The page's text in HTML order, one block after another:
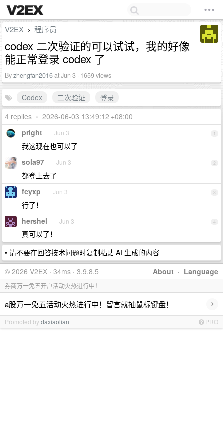
V2EX › 程序员
codex 二次验证的可以试试，我的好像
能正常登录 codex 了
Byzhengfan2016at Jun 3 · 1659 views
Codex 二次验证
登录
4 replies • 2026-06-03 13:49:12 +08:00
1
pright Jun 3
我这现在也可以了
2
sola97 Jun 3
都登上去了
3
fcyxp Jun 3
行了！
4
hershel Jun 3
真可以了！
• 请不要在回答技术问题时复制粘贴 AI 生成的内容
About · Language
© 2026 V2EX · 34ms · 3.9.8.5
券商万一免五开户活动火热进行中！
a股万一免五活动火热进行中！留言就抽鼠标键盘！ ›
Promoted bydaxiaolian PRO